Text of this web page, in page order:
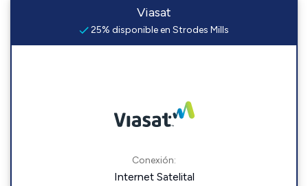
Viasat
25% disponible en Strodes Mills
Conexión:
Internet Satelital